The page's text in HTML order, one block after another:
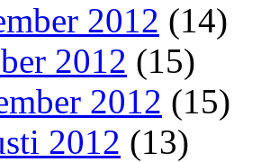
2012 (14)
2012 (15)
2012 (15)
2012 (13)